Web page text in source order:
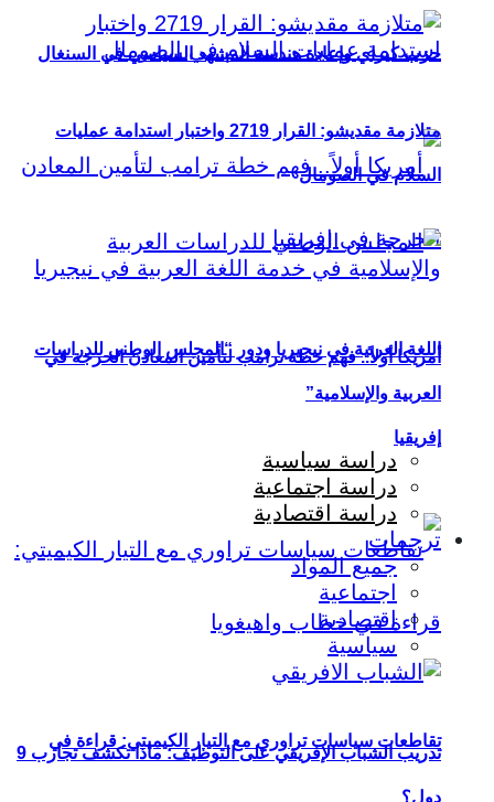
حزب كيراي وإعادة هندسة المشهد السياسي في السنغال
أمريكا أولاً.. فهم خطة ترامب لتأمين المعادن الحرجة في
إفريقيا
تقاطعات سياسات تراوري مع التيار الكيميتي: قراءة في
متلازمة مقديشو: القرار 2719 واختبار استدامة عمليات
السلام في الصومال
اللغة العربية في نيجيريا ودور “المجلس الوطني للدراسات
العربية والإسلامية”
دراسة سياسية
دراسة اجتماعية
دراسة اقتصادية
ترجمات
جميع المواد
اجتماعية
اقتصادية
سياسية
تدريب الشباب الإفريقي على التوظيف: ماذا تكشف تجارب 9
دول؟